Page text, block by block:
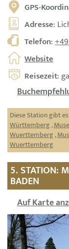
GPS-
Adresse:
Telefon:
Website
Reisezeit:
Diese Station gibt
Württemberg ,
Wuerttemberg ,
Wuerttemberg
5. STATION:
BADEN
Auf Karte